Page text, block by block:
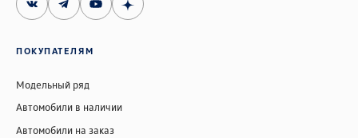
ПОКУПАТЕЛЯМ
Модельный ряд
Автомобили в наличии
Автомобили на заказ